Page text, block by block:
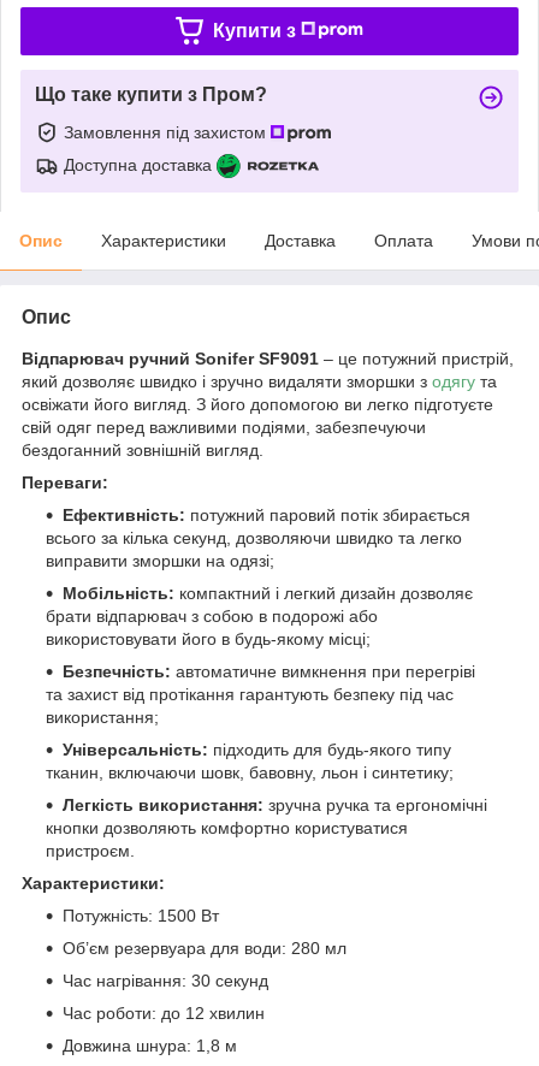
Купити з
Що таке купити з Пром?
Замовлення під захистом
Доступна доставка
Опис Характеристики Доставка Оплата Умови
Опис
Відпарювач ручний Sonifer SF9091 – це потужний пристрій,
який дозволяє швидко і зручно видаляти зморшки з одягу та
освіжати його вигляд. З його допомогою ви легко підготуєте
свій одяг перед важливими подіями, забезпечуючи
бездоганний зовнішній вигляд.
Переваги:
Ефективність: потужний паровий потік збирається
всього за кілька секунд, дозволяючи швидко та легко
виправити зморшки на одязі;
Мобільність: компактний і легкий дизайн дозволяє
брати відпарювач з собою в подорожі або
використовувати його в будь-якому місці;
Безпечність: автоматичне вимкнення при перегріві
та захист від протікання гарантують безпеку під час
використання;
Універсальність: підходить для будь-якого типу
тканин, включаючи шовк, бавовну, льон і синтетику;
Легкість використання: зручна ручка та ергономічні
кнопки дозволяють комфортно користуватися
пристроєм.
Характеристики:
Потужність: 1500 Вт
Об’єм резервуара для води: 280 мл
Час нагрівання: 30 секунд
Час роботи: до 12 хвилин
Довжина шнура: 1,8 м